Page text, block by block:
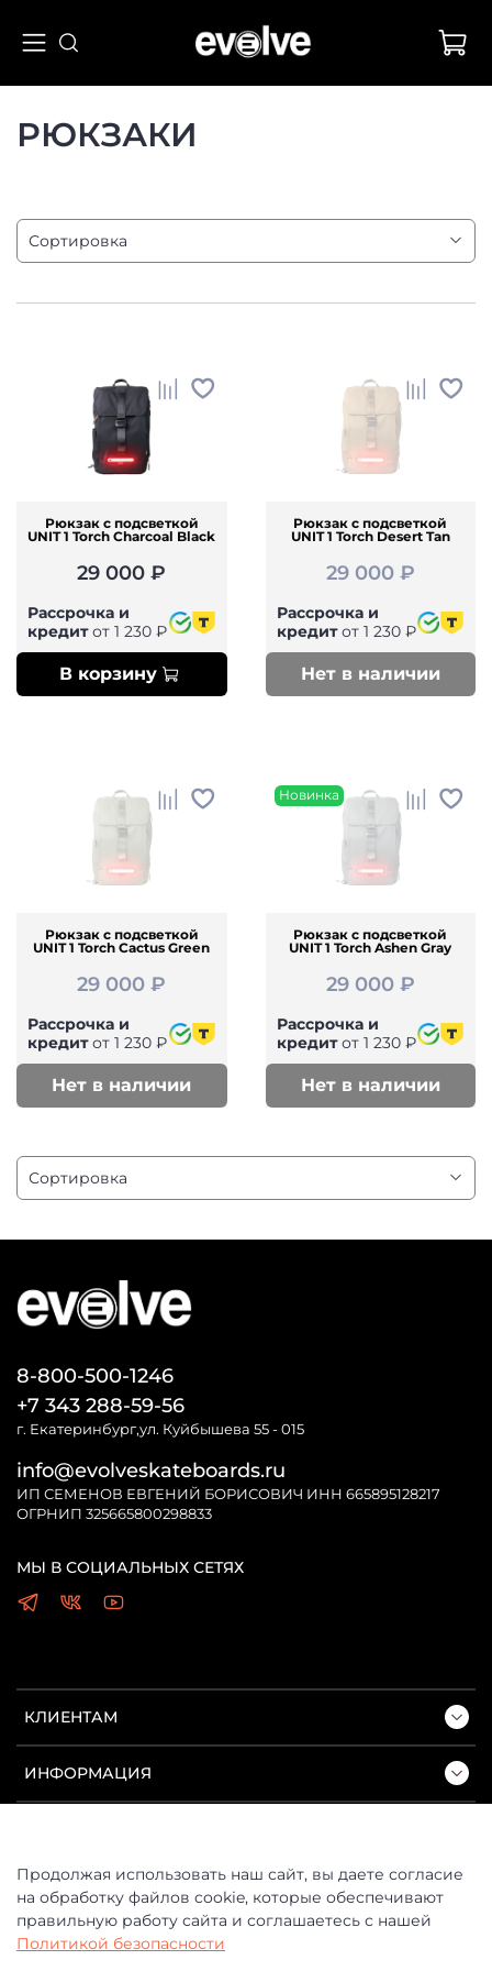
РЮКЗАКИ
Рюкзак с подсветкой
UNIT 1 Torch Charcoal Black
29 000 ₽
Рассрочка и
кредитот 1 230 ₽
В корзину
Рюкзак с подсветкой
UNIT 1 Torch Desert Tan
29 000 ₽
Рассрочка и
кредитот 1 230 ₽
Нет в наличии
Рюкзак с подсветкой
UNIT 1 Torch Cactus Green
29 000 ₽
Рассрочка и
кредитот 1 230 ₽
Нет в наличии
Новинка
Рюкзак с подсветкой
UNIT 1 Torch Ashen Gray
29 000 ₽
Рассрочка и
кредитот 1 230 ₽
Нет в наличии
КЛИЕНТАМ
ИНФОРМАЦИЯ
8-800-500-1246
+7 343 288-59-56
г. Екатеринбург,ул. Куйбышева 55 - 015
info@evolveskateboards.ru
ИП СЕМЕНОВ ЕВГЕНИЙ БОРИСОВИЧ ИНН 665895128217
ОГРНИП 325665800298833
МЫ В СОЦИАЛЬНЫХ СЕТЯХ
Продолжая использовать наш сайт, вы даете согласие
на обработку файлов cookie, которые обеспечивают
правильную работу сайта и соглашаетесь с нашей
Политикой безопасности